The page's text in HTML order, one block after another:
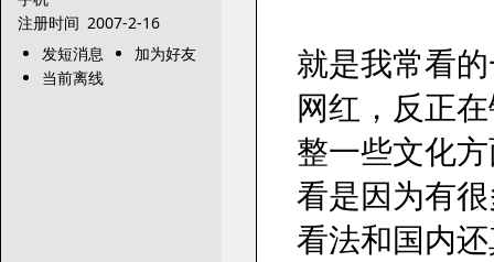
注册时间 2007-2-16
发短消息
加为好友
当前离线
就是我常看
网红，反正
整一些文化
看是因为有
看法和国内